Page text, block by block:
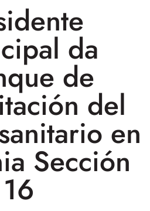
da
de
del
en
Sección
16